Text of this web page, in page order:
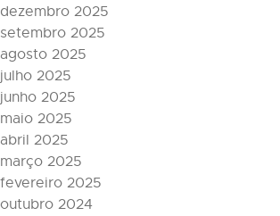
dezembro 2025
setembro 2025
agosto 2025
julho 2025
junho 2025
maio 2025
abril 2025
março 2025
fevereiro 2025
outubro 2024